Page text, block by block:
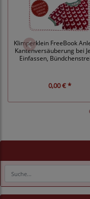
Klimperklein FreeBook
Kantenversäuberung bei
Einfassen,
0,00 € *